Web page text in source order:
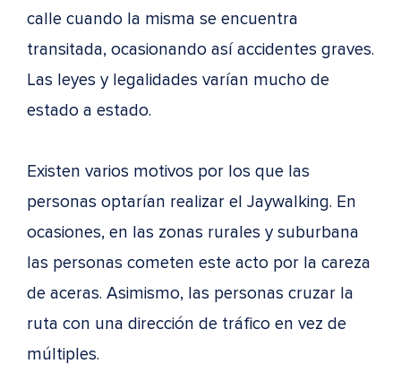
calle cuando la misma se encuentra
transitada, ocasionando así accidentes graves.
Las leyes y legalidades varían mucho de
estado a estado.
Existen varios motivos por los que las
personas optarían realizar el Jaywalking. En
ocasiones, en las zonas rurales y suburbana
las personas cometen este acto por la careza
de aceras. Asimismo, las personas cruzar la
ruta con una dirección de tráfico en vez de
múltiples.